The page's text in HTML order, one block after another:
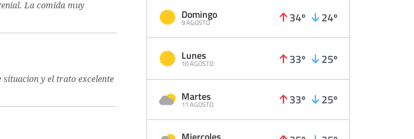
La comida muy
situacion y el trato excelente
Domingo
9 AGOSTO 34º 24º
Lunes
10 AGOSTO 33º 25º
Martes
11 AGOSTO 33º 25º